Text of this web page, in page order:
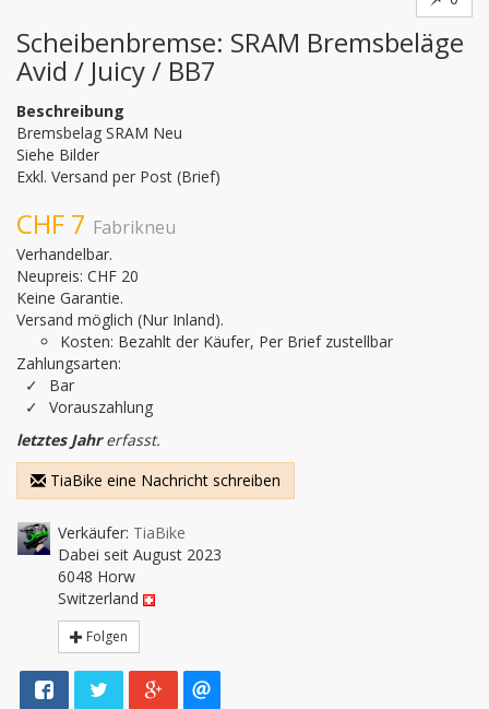
Scheibenbremse: SRAM Bremsbeläge
Avid / Juicy / BB7
Beschreibung
Bremsbelag SRAM Neu
Siehe Bilder
Exkl. Versand per Post (Brief)
CHF 7 Fabrikneu
Verhandelbar.
Neupreis: CHF 20
Keine Garantie.
Versand möglich (Nur Inland).
Kosten: Bezahlt der Käufer, Per Brief zustellbar
Zahlungsarten:
Bar
Vorauszahlung
letztes Jahrerfasst.
TiaBike eine Nachricht schreiben
Verkäufer: TiaBike
Dabei seit August 2023
6048 Horw
Switzerland
Folgen